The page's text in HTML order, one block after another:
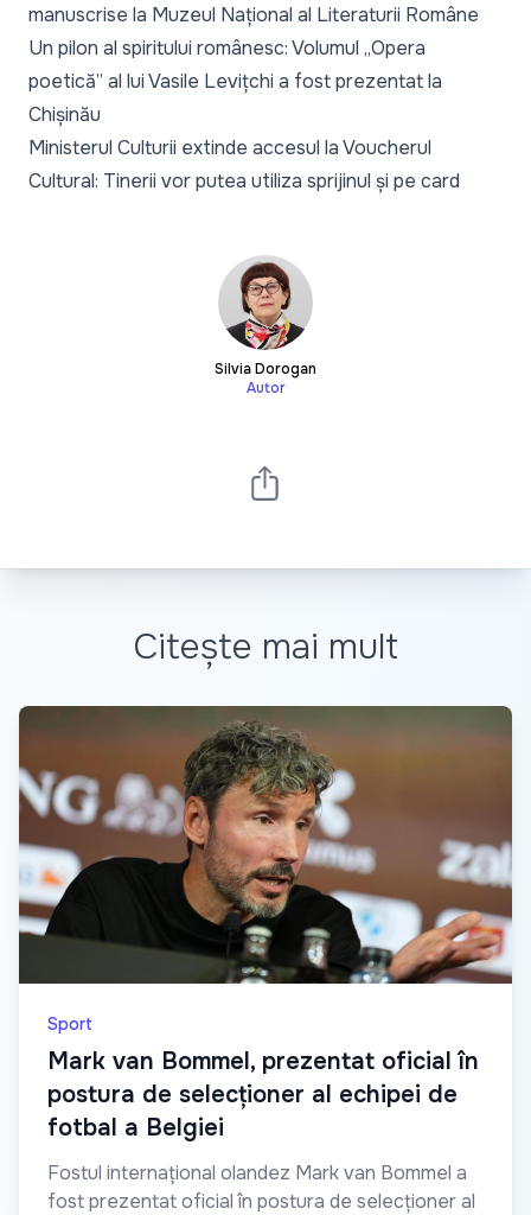
manuscrise la Muzeul Național al Literaturii Române
Un pilon al spiritului românesc: Volumul „Opera
poetică” al lui Vasile Levițchi a fost prezentat la
Chișinău
Ministerul Culturii extinde accesul la Voucherul
Cultural: Tinerii vor putea utiliza sprijinul și pe card
Silvia Dorogan
Autor
Citește mai mult
Sport
Mark van Bommel, prezentat oficial în
postura de selecționer al echipei de
fotbal a Belgiei
Fostul internațional olandez Mark van Bommel a
fost prezentat oficial în postura de selecționer al